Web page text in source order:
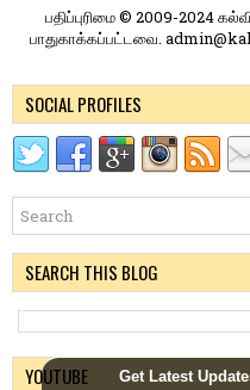
Get Latest
பதிப்புரிமை © 2009-2024
பாதுகாக்கப்பட்டவை.
SOCIAL PROFILES
SEARCH THIS BLOG
YOUTUBE